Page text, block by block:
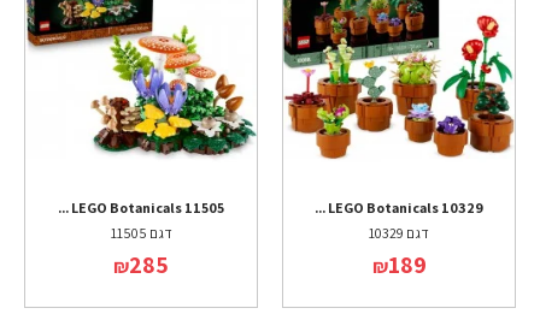
LEGO Botanicals 10329 ...
דגם 10329
₪189
LEGO Botanicals 11505 ...
דגם 11505
₪285